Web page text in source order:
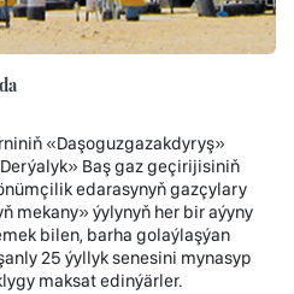
«Daşoguzgazakdyryş»
Baş gaz geçirijisiniň
edarasynyň gazçylary
mekany» ýylynyň her bir aýyny
bilen, barha golaýlaşýan
25 ýyllyk senesini mynasyp
maksat edinýärler.